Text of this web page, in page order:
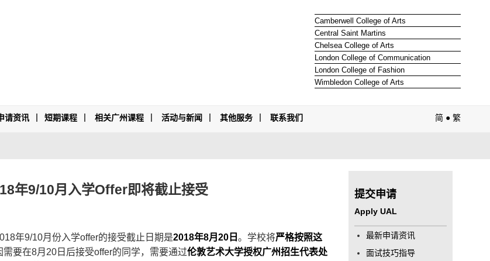
Camberwell College of Arts
Central Saint Martins
Chelsea College of Arts
London College of Communication
London College of Fashion
Wimbledon College of Arts
请资讯 短期课程 相关广州课程 活动与新闻 其他服务 联系我们 简 ● 繁
年9/10月入学Offer即将截止接受
年9/10月份入学offer的接受截止日期是2018年8月20日 。学校将严格按照这
需要在8月20日后接受offer的同学，需要通过伦敦艺术大学授权广州招生代表处
提交申请
Apply UAL
最新申请资讯
面试技巧指导